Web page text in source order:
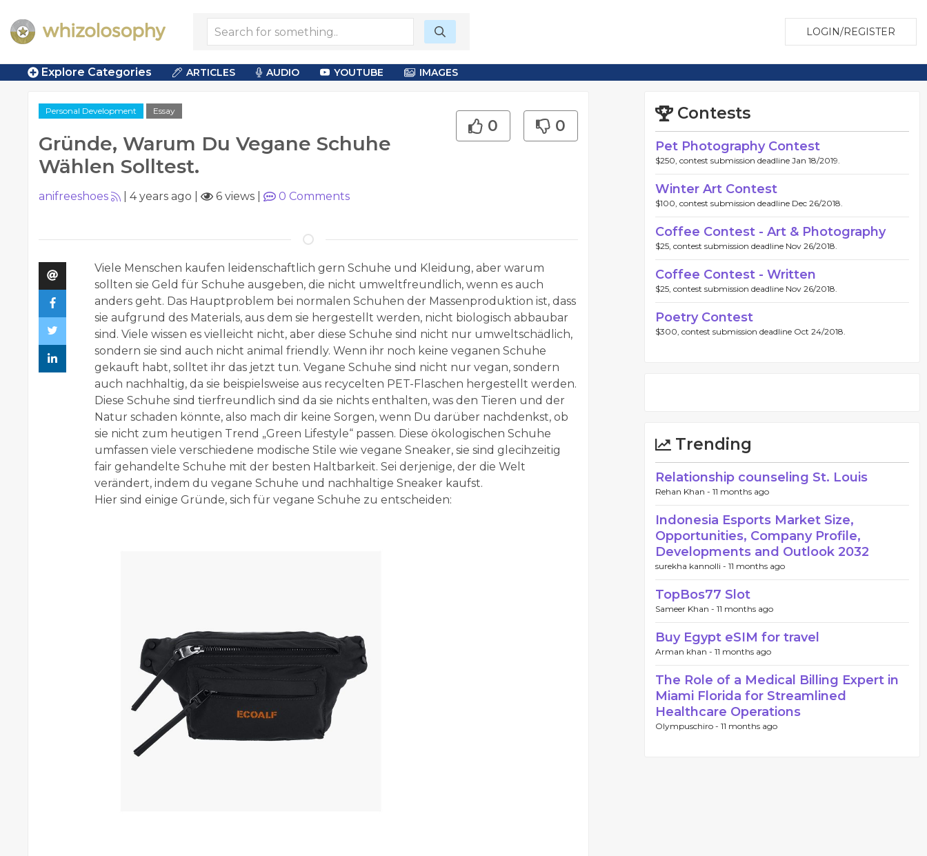
LOGIN/REGISTER
Explore Categories ARTICLES AUDIO YOUTUBE IMAGES
Personal Development Essay
Gründe, Warum Du Vegane Schuhe
Wählen Solltest.
0 0
anifreeshoes 4 years ago 6 views 0 Comments
Viele Menschen kaufen leidenschaftlich gern Schuhe und Kleidung, aber warum
sollten sie Geld für Schuhe ausgeben, die nicht umweltfreundlich, wenn es auch
anders geht. Das Hauptproblem bei normalen Schuhen der Massenproduktion ist, dass
sie aufgrund des Materials, aus dem sie hergestellt werden, nicht biologisch abbaubar
sind. Viele wissen es vielleicht nicht, aber diese Schuhe sind nicht nur umweltschädlich,
sondern sie sind auch nicht animal friendly. Wenn ihr noch keine veganen Schuhe
gekauft habt, solltet ihr das jetzt tun. Vegane Schuhe sind nicht nur vegan, sondern
auch nachhaltig, da sie beispielsweise aus recycelten PET-Flaschen hergestellt werden.
Diese Schuhe sind tierfreundlich sind da sie nichts enthalten, was den Tieren und der
Natur schaden könnte, also mach dir keine Sorgen, wenn Du darüber nachdenkst, ob
sie nicht zum heutigen Trend „Green Lifestyle“ passen. Diese ökologischen Schuhe
umfassen viele verschiedene modische Stile wie vegane Sneaker, sie sind glecihzeitig
fair gehandelte Schuhe mit der besten Haltbarkeit. Sei derjenige, der die Welt
verändert, indem du vegane Schuhe und nachhaltige Sneaker kaufst.
Hier sind einige Gründe, sich für vegane Schuhe zu entscheiden:
Contests
Pet Photography Contest
$250, contest submission deadline Jan 18/2019.
Winter Art Contest
$100, contest submission deadline Dec 26/2018.
Coffee Contest - Art & Photography
$25, contest submission deadline Nov 26/2018.
Coffee Contest - Written
$25, contest submission deadline Nov 26/2018.
Poetry Contest
$300, contest submission deadline Oct 24/2018.
Trending
Relationship counseling St. Louis
Rehan Khan - 11 months ago
Indonesia Esports Market Size,
Opportunities, Company Profile,
Developments and Outlook 2032
surekha kannolli - 11 months ago
TopBos77 Slot
Sameer Khan - 11 months ago
Buy Egypt eSIM for travel
Arman khan - 11 months ago
The Role of a Medical Billing Expert in
Miami Florida for Streamlined
Healthcare Operations
Olympuschiro - 11 months ago